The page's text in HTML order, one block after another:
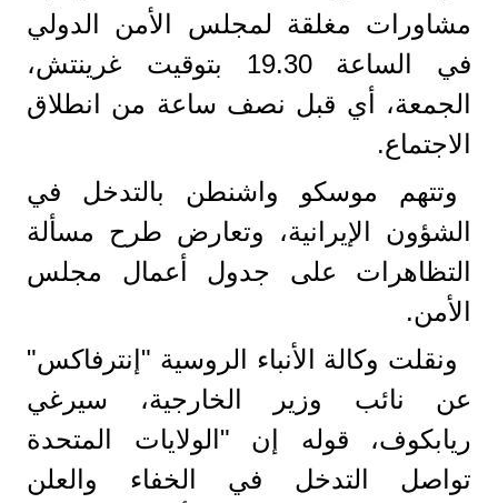
مشاورات مغلقة لمجلس الأمن الدولي
في الساعة 19.30 بتوقيت غرينتش،
الجمعة، أي قبل نصف ساعة من انطلاق
الاجتماع.
وتتهم موسكو واشنطن بالتدخل في
الشؤون الإيرانية، وتعارض طرح مسألة
التظاهرات على جدول أعمال مجلس
الأمن.
ونقلت وكالة الأنباء الروسية "إنترفاكس"
عن نائب وزير الخارجية، سيرغي
ريابكوف، قوله إن "الولايات المتحدة
تواصل التدخل في الخفاء والعلن